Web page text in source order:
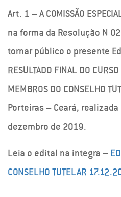
Art. 1 – A COMISSÃO
na forma da Resolução N
tornar público o presente
RESULTADO FINAL DO
MEMBROS DO CONSELHO
Porteiras – Ceará,
dezembro de 2019.
Leia o edital na integra –
CONSELHO TUTELAR